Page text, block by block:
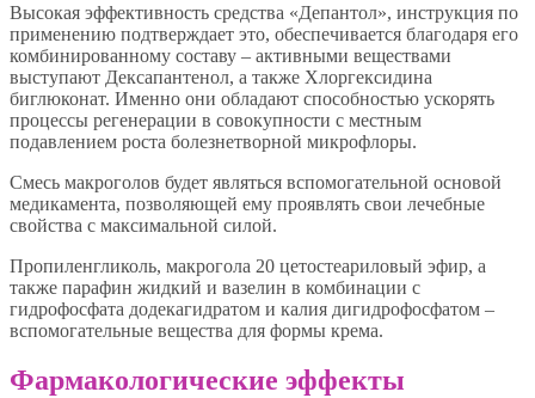
Высокая эффективность средства «Депантол», инструкция по
применению подтверждает это, обеспечивается благодаря его
комбинированному составу – активными веществами
выступают Дексапантенол, а также Хлоргексидина
биглюконат. Именно они обладают способностью ускорять
процессы регенерации в совокупности с местным
подавлением роста болезнетворной микрофлоры.
Смесь макроголов будет являться вспомогательной основой
медикамента, позволяющей ему проявлять свои лечебные
свойства с максимальной силой.
Пропиленгликоль, макрогола 20 цетостеариловый эфир, а
также парафин жидкий и вазелин в комбинации с
гидрофосфата додекагидратом и калия дигидрофосфатом –
вспомогательные вещества для формы крема.
Фармакологические эффекты